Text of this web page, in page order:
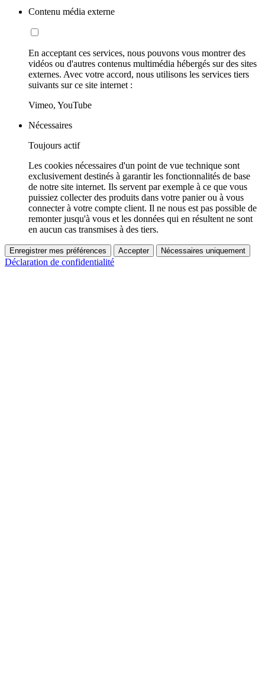
Contenu média externe
En acceptant ces services, nous pouvons vous montrer des
vidéos ou d'autres contenus multimédia hébergés sur des sites
externes. Avec votre accord, nous utilisons les services tiers
suivants sur ce site internet :
Vimeo, YouTube
Nécessaires
Toujours actif
Les cookies nécessaires d'un point de vue technique sont
exclusivement destinés à garantir les fonctionnalités de base
de notre site internet. Ils servent par exemple à ce que vous
puissiez collecter des produits dans votre panier ou à vous
connecter à votre compte client. Il ne nous est pas possible de
remonter jusqu'à vous et les données qui en résultent ne sont
en aucun cas transmises à des tiers.
Enregistrer mes préférences Accepter Nécessaires uniquement
Déclaration de confidentialité